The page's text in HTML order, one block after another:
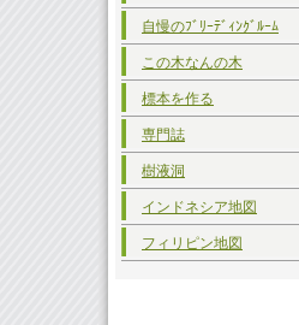
自慢のﾌﾞﾘｰﾃﾞｨﾝｸﾞﾙｰﾑ
この木なんの木
標本を作る
専門誌
樹液洞
インドネシア地図
フィリピン地図